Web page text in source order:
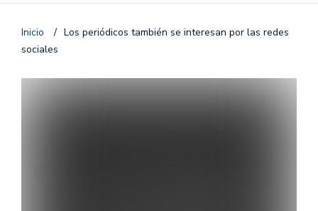
Inicio / Los periódicos también se interesan por las redes
sociales